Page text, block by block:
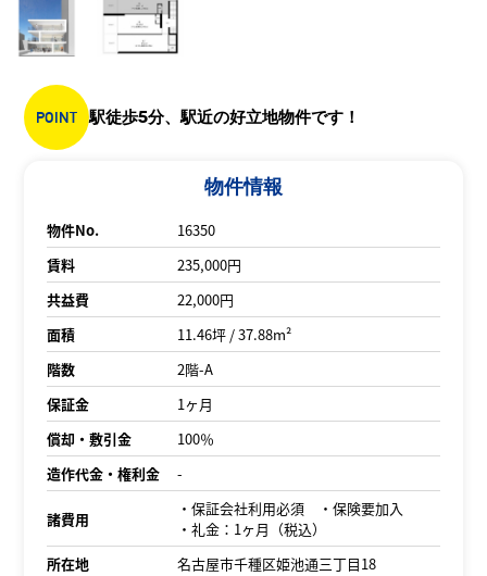
POINT 駅徒歩5分、駅近の好立地物件です！
物件情報
物件No.
16350
賃料
235,000円
共益費
22,000円
面積
11.46坪 / 37.88m²
階数
2階-A
保証金
1ヶ月
償却・敷引金
100％
造作代金・権利金
-
諸費用
・保証会社利用必須 ・保険要加入
・礼金：1ヶ月（税込）
所在地
名古屋市千種区姫池通三丁目18